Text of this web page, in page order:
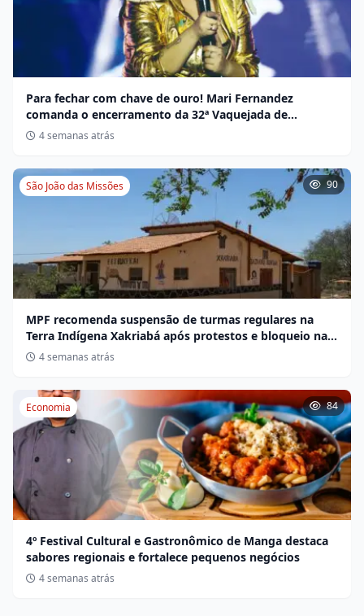
Para fechar com chave de ouro! Mari Fernandez
comanda o encerramento da 32ª Vaquejada de
Miravânia hoje
4 semanas atrás
São João das Missões 90
MPF recomenda suspensão de turmas regulares na
Terra Indígena Xakriabá após protestos e bloqueio na
BR-135
4 semanas atrás
Economia 84
4º Festival Cultural e Gastronômico de Manga destaca
sabores regionais e fortalece pequenos negócios
4 semanas atrás